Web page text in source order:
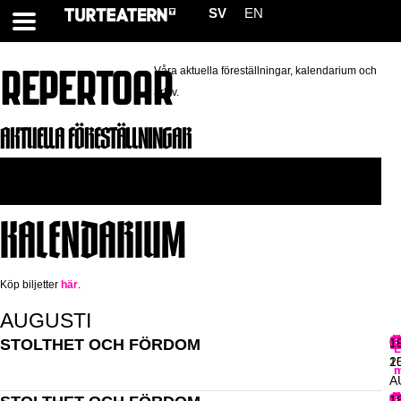
SV EN
REPERTOARVåra aktuella föreställningar, kalendarium och
arkiv.
AKTUELLA FÖRESTÄLLNINGAR
KALENDARIUM
Köp biljetter här.
AUGUSTI
STOLTHET OCH FÖRDOM